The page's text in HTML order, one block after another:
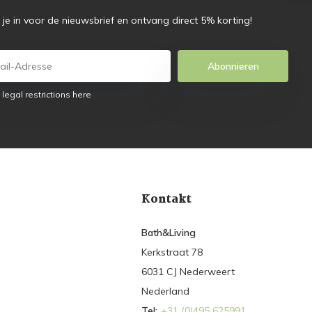
je in voor de nieuwsbrief en ontvang direct 5% korting!
Abonnieren
legal restrictions here
Kontakt
Bath&Living
Kerkstraat 78
6031 CJ Nederweert
Nederland